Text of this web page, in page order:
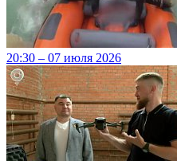
20:30 – 07 июля 2026